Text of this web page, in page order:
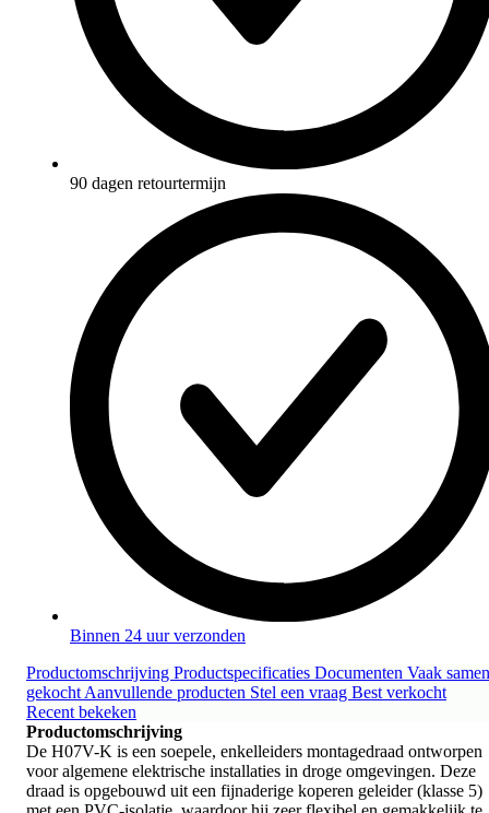
90 dagen retourtermijn
Binnen 24 uur verzonden
Productomschrijving Productspecificaties Documenten Vaak samen
gekocht Aanvullende producten Stel een vraag Best verkocht
Recent bekeken
Productomschrijving
De H07V-K is een soepele, enkelleiders montagedraad ontworpen
voor algemene elektrische installaties in droge omgevingen. Deze
draad is opgebouwd uit een fijnaderige koperen geleider (klasse 5)